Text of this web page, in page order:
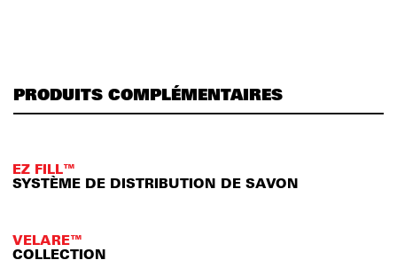
PRODUITS COMPLÉMENTAIRES
EZ FILL™
SYSTÈME DE DISTRIBUTION DE SAVON
VELARE™
COLLECTION